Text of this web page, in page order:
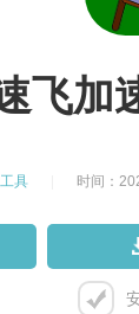
飞加
工具 时间：